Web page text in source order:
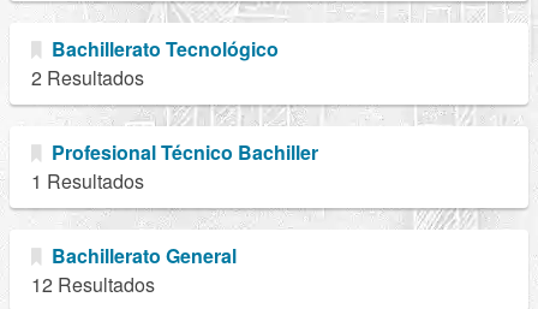
Bachillerato Tecnológico
2 Resultados
Profesional Técnico Bachiller
1 Resultados
Bachillerato General
12 Resultados